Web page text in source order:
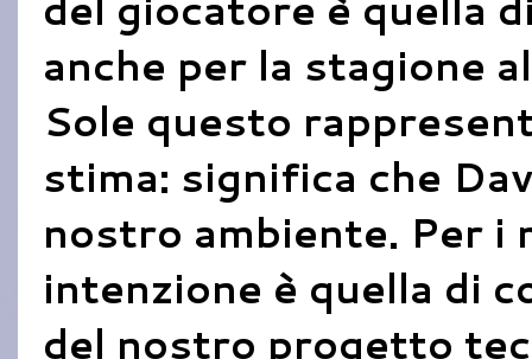
anche per la stagione
Sole questo
stima: significa che
nostro ambiente. Per i
intenzione è quella di
del nostro progetto